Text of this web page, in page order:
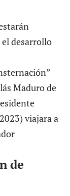
el desarrollo
Maduro de
viajara a
de